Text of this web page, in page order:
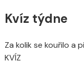
Kvíz týdne
Za kolik se kouřilo a
KVÍZ